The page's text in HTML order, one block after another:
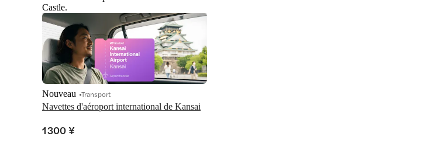
Castle.
Navettes d'aéroport international de Kansai
Nouveau Transport
1 300 ¥